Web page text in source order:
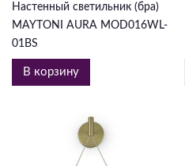
Настенный светильник (бра)
MAYTONI AURA MOD016WL-
01BS
В корзину